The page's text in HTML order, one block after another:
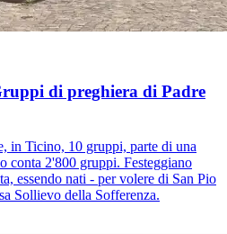
di preghiera di Padre
in Ticino, 10 gruppi, parte di una
conta 2'800 gruppi. Festeggiano
essendo nati - per volere di San Pio
Sollievo della Sofferenza.